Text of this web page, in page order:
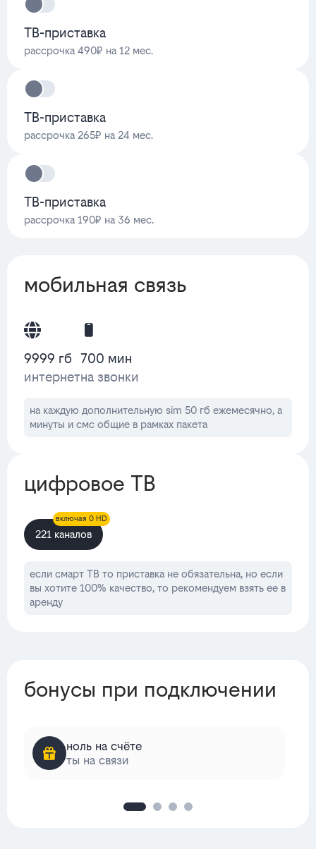
ТВ-приставка
рассрочка 490₽ на 12 мес.
ТВ-приставка
рассрочка 265₽ на 24 мес.
ТВ-приставка
рассрочка 190₽ на 36 мес.
мобильная связь
9999 гб
интернет
700 мин
на звонки
на каждую дополнительную sim 50 гб ежемесячно, а
минуты и смс общие в рамках пакета
цифровое ТВ
221 каналов
включая 0 HD
если смарт ТВ то приставка не обязательна, но если
вы хотите 100% качество, то рекомендуем взять ее в
аренду
бонусы при подключении
ноль на счёте
ты на связи